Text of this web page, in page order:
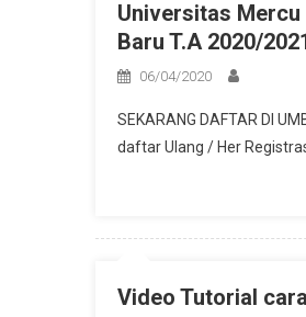
Universitas
Baru T.A 2020/
06/04/2020
SEKARANG DAFTAR DI
daftar Ulang / Her
Video Tutorial